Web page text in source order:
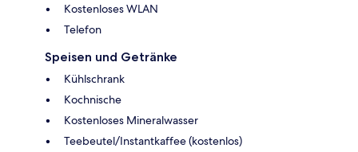
Kostenloses WLAN
Telefon
Speisen und Getränke
Kühlschrank
Kochnische
Kostenloses Mineralwasser
Teebeutel/Instantkaffee (kostenlos)